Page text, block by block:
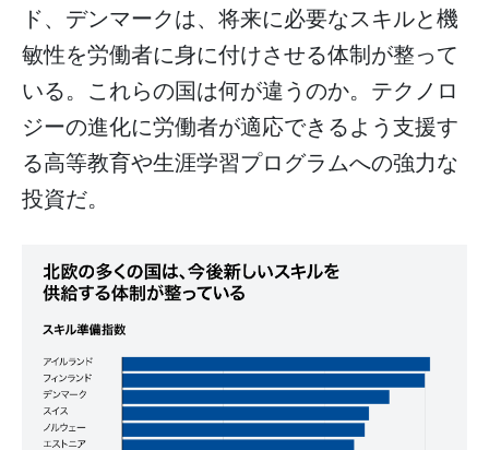
ド、デンマークは、将来に必要なスキルと機
敏性を労働者に身に付けさせる体制が整って
いる。これらの国は何が違うのか。テクノロ
ジーの進化に労働者が適応できるよう支援す
る高等教育や生涯学習プログラムへの強力な
投資だ。